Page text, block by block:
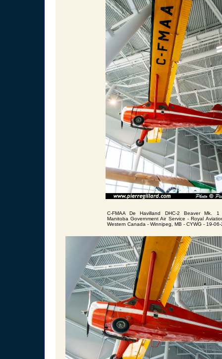
C-FMAA De Havilland DHC-2 Beaver Mk.
Manitoba Government Air Service - Royal
Western Canada - Winnipeg, MB - CYWG - 19-